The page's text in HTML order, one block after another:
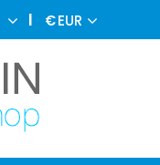
€EUR